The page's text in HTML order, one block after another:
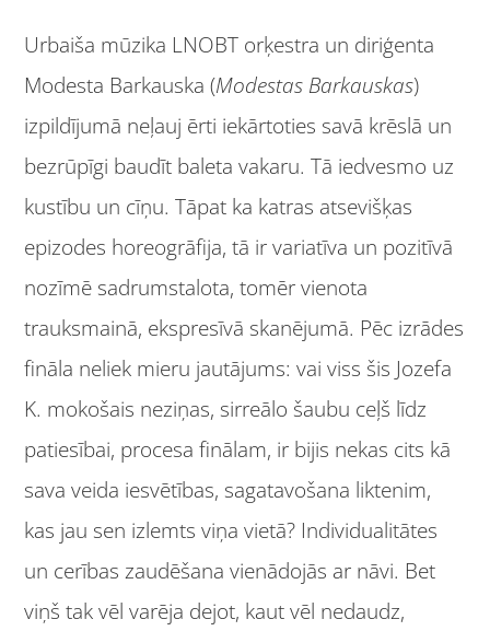
Urbaiša mūzika LNOBT orķestra un diriģenta
Modesta Barkauska (Modestas Barkauskas)
izpildījumā neļauj ērti iekārtoties savā krēslā un
bezrūpīgi baudīt baleta vakaru. Tā iedvesmo uz
kustību un cīņu. Tāpat ka katras atsevišķas
epizodes horeogrāfija, tā ir variatīva un pozitīvā
nozīmē sadrumstalota, tomēr vienota
trauksmainā, ekspresīvā skanējumā. Pēc izrādes
fināla neliek mieru jautājums: vai viss šis Jozefa
K. mokošais neziņas, sirreālo šaubu ceļš līdz
patiesībai, procesa finālam, ir bijis nekas cits kā
sava veida iesvētības, sagatavošana liktenim,
kas jau sen izlemts viņa vietā? Individualitātes
un cerības zaudēšana vienādojās ar nāvi. Bet
viņš tak vēl varēja dejot, kaut vēl nedaudz,